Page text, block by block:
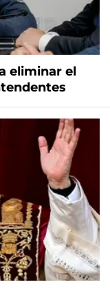
eliminar el